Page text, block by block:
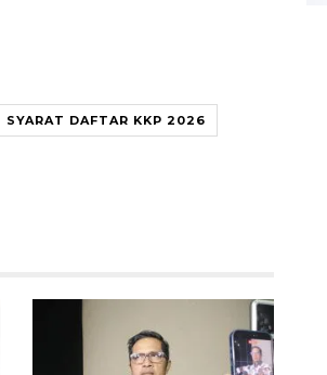
SYARAT DAFTAR KKP 2026